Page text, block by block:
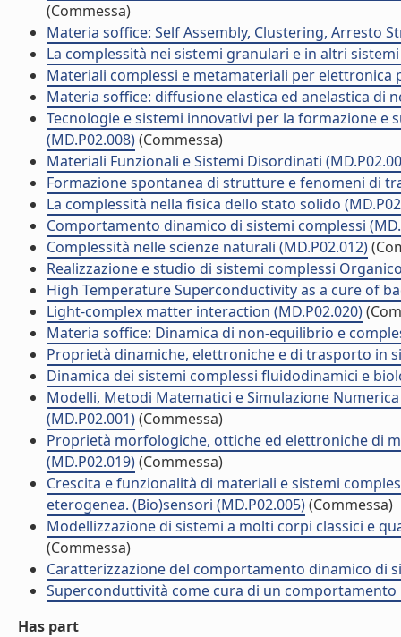
(Commessa)
Materia soffice: Self Assembly, Clustering, Arresto
La complessità nei sistemi granulari e in altri
Materiali complessi e metamateriali per elettronica
Materia soffice: diffusione elastica ed anelastica di
Tecnologie e sistemi innovativi per la formazione
(MD.P02.008)(Commessa)
Materiali Funzionali e Sistemi Disordinati
Formazione spontanea di strutture e fenomeni di
La complessità nella fisica dello stato solido
Comportamento dinamico di sistemi complessi
Complessità nelle scienze naturali (MD.P02.012)
Realizzazione e studio di sistemi complessi
High Temperature Superconductivity as a cure of
Light-complex matter interaction (MD.P02.020)
Materia soffice: Dinamica di non-equilibrio e
Proprietà dinamiche, elettroniche e di trasporto in
Dinamica dei sistemi complessi fluidodinamici e
Modelli, Metodi Matematici e Simulazione
(MD.P02.001)(Commessa)
Proprietà morfologiche, ottiche ed elettroniche di
(MD.P02.019)(Commessa)
Crescita e funzionalità di materiali e sistemi
eterogenea. (Bio)sensori (MD.P02.005)(Commessa)
Modellizzazione di sistemi a molti corpi classici e
(Commessa)
Caratterizzazione del comportamento dinamico di
Superconduttività come cura di un comportamento
Has part